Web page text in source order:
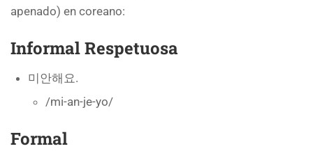
apenado) en coreano:
Informal Respetuosa
미안해요.
/mi-an-je-yo/
Formal